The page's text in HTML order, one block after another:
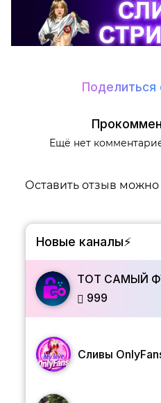
Поделиться
Ещё нет
Оставить отзыв
Новые каналы⚡️
ТОТ САМЫЙ
999
Сливы